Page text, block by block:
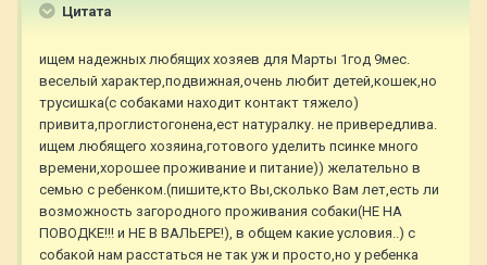
Цитата
ищем надежных любящих хозяев для Марты 1год 9мес.
веселый характер,подвижная,очень любит детей,кошек,но
трусишка(с собаками находит контакт тяжело)
привита,проглистогонена,ест натуралку. не привередлива.
ищем любящего хозяина,готового уделить псинке много
времени,хорошее проживание и питание)) желательно в
семью с ребенком.(пишите,кто Вы,сколько Вам лет,есть ли
возможность загородного проживания собаки(НЕ НА
ПОВОДКЕ!!! и НЕ В ВАЛЬЕРЕ!), в общем какие условия..) с
собакой нам расстаться не так уж и просто,но у ребенка